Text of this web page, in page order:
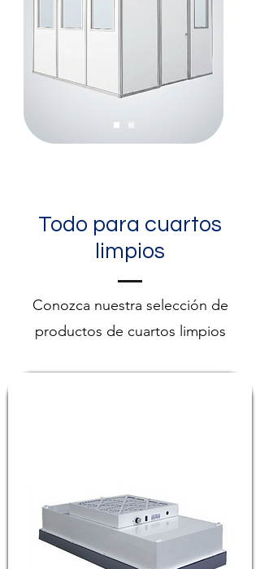
Todo para cuartos
limpios
Conozca nuestra selección de
productos de cuartos limpios